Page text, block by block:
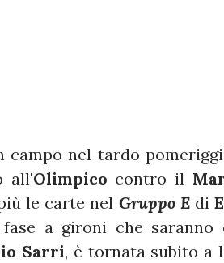
campo nel tardo
all'Olimpico contro il
le carte nel Gruppo Edi
a gironi che saranno
Sarri, è tornata subito a